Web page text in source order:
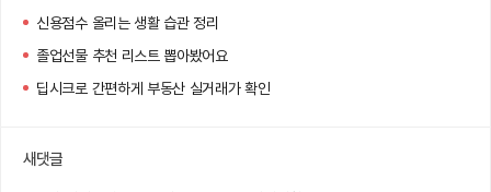
신용점수 올리는 생활 습관 정리
졸업선물 추천 리스트 뽑아봤어요
딥시크로 간편하게 부동산 실거래가 확인
새댓글